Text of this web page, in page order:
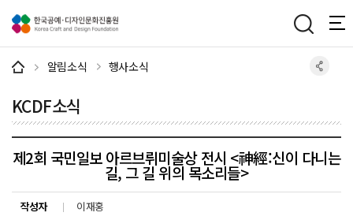
알림소식 행사소식
KCDF소식
제2회 국민일보 아르브뤼미술상 전시 <神經:신이 다니는
길, 그 길 위의 목소리들>
작성자
이재홍